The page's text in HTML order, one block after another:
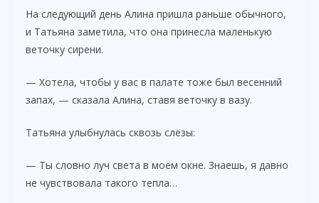
На следующий день Алина пришла раньше обычного,
и Татьяна заметила, что она принесла маленькую
веточку сирени.
— Хотела, чтобы у вас в палате тоже был весенний
запах, — сказала Алина, ставя веточку в вазу.
Татьяна улыбнулась сквозь слёзы:
— Ты словно луч света в моём окне. Знаешь, я давно
не чувствовала такого тепла…